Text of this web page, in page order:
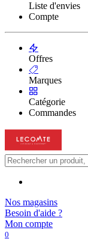
Liste d'envies
Compte
Offres
Marques
Catégorie
Commandes
Nos magasins
Besoin d'aide ?
Mon compte
0